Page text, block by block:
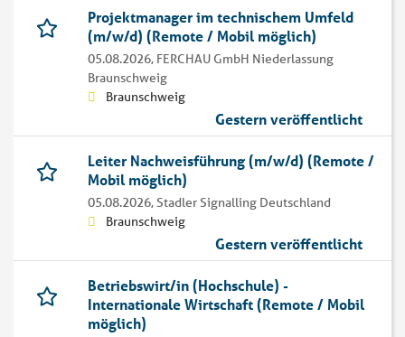
Projektmanager im technischem Umfeld
(m/w/d) (Remote / Mobil möglich)
05.08.2026, FERCHAU GmbH Niederlassung
Braunschweig
Braunschweig
Gestern veröffentlicht
Leiter Nachweisführung (m/w/d) (Remote /
Mobil möglich)
05.08.2026,Stadler Signalling Deutschland
Braunschweig
Gestern veröffentlicht
Betriebswirt/in (Hochschule) -
Internationale Wirtschaft (Remote / Mobil
möglich)